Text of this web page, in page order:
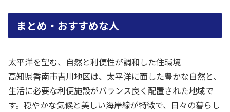
まとめ・おすすめな人
太平洋を望む、自然と利便性が調和した住環境
高知県香南市吉川地区は、太平洋に面した豊かな自然と、
生活に必要な利便施設がバランス良く配置された地域で
す。穏やかな気候と美しい海岸線が特徴で、日々の暮らし